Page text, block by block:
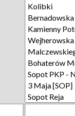
Kolibki
Bernadowska
Kamienny
Wejherowska
Bohaterów
Sopot PKP -
3 Maja [SOP]
Sopot Reja